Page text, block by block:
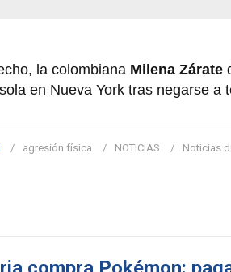
la colombiana Milena Zárate
en Nueva York tras negarse
agresión física NOTICIAS Noticias